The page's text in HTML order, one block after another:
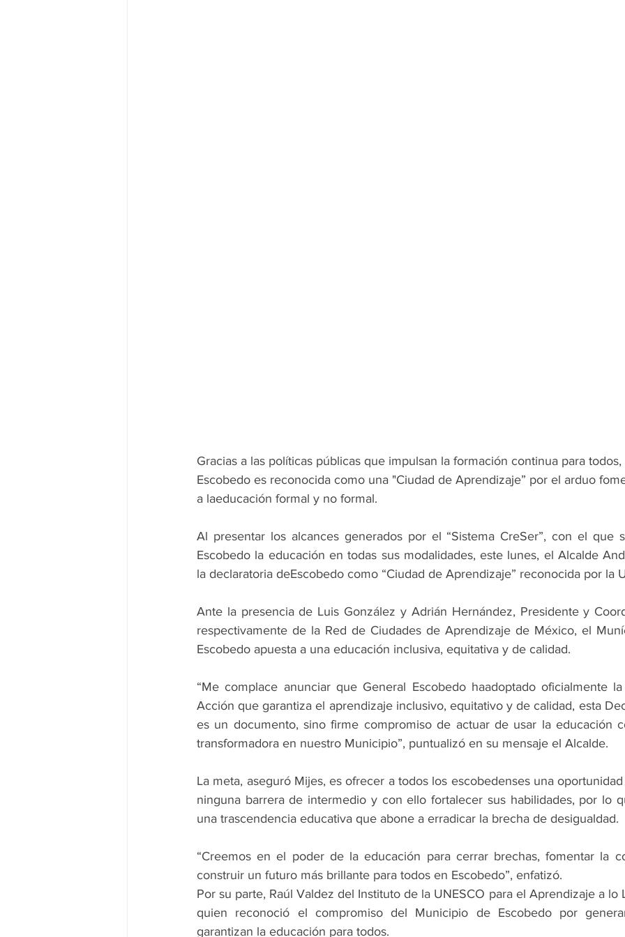
Gracias a las políticas públicas que impulsan la formación continua para
Escobedo es reconocida como una "Ciudad de Aprendizaje” por el arduo
a laeducación formal y no formal.
Al presentar los alcances generados por el “Sistema CreSer”, con el que
Escobedo la educación en todas sus modalidades, este lunes, el Alcalde
la declaratoria deEscobedo como “Ciudad de Aprendizaje” reconocida por la
Ante la presencia de Luis González y Adrián Hernández, Presidente y
respectivamente de la Red de Ciudades de Aprendizaje de México, el
Escobedo apuesta a una educación inclusiva, equitativa y de calidad.
“Me complace anunciar que General Escobedo haadoptado oficialmente
Acción que garantiza el aprendizaje inclusivo, equitativo y de calidad, esta
es un documento, sino firme compromiso de actuar de usar la educación
transformadora en nuestro Municipio”, puntualizó en su mensaje el Alcalde.
La meta, aseguró Mijes, es ofrecer a todos los escobedenses una
ninguna barrera de intermedio y con ello fortalecer sus habilidades, por lo
una trascendencia educativa que abone a erradicar la brecha de desigualdad.
“Creemos en el poder de la educación para cerrar brechas, fomentar la
construir un futuro más brillante para todos en Escobedo”, enfatizó.
Por su parte, Raúl Valdez del Instituto de la UNESCO para el Aprendizaje a lo
quien reconoció el compromiso del Municipio de Escobedo por
garantizan la educación para todos.